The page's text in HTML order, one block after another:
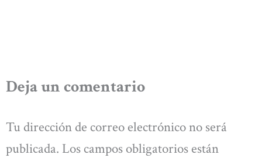
Deja un comentario
Tu dirección de correo electrónico no será
publicada. Los campos obligatorios están